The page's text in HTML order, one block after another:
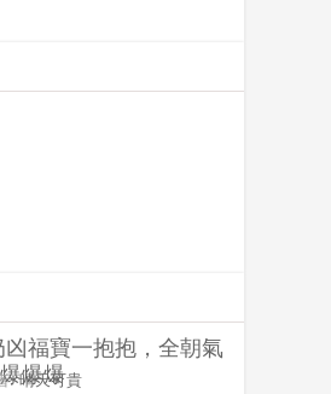
凶福寶一抱抱，全朝氣
爆爆
:晴天可貴